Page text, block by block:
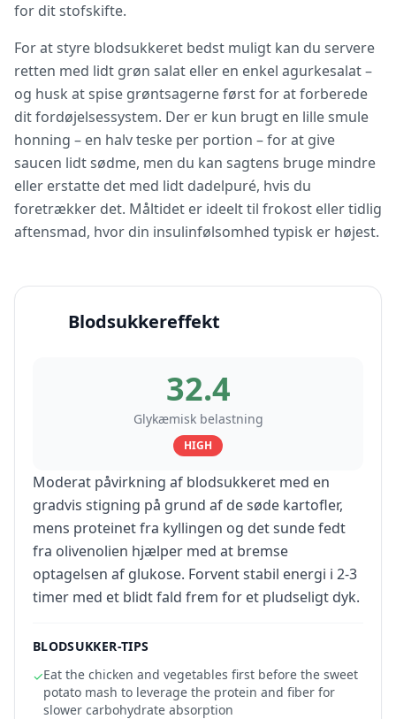
for dit stofskifte.
For at styre blodsukkeret bedst muligt kan du servere
retten med lidt grøn salat eller en enkel agurkesalat –
og husk at spise grøntsagerne først for at forberede
dit fordøjelsessystem. Der er kun brugt en lille smule
honning – en halv teske per portion – for at give
saucen lidt sødme, men du kan sagtens bruge mindre
eller erstatte det med lidt dadelpuré, hvis du
foretrækker det. Måltidet er ideelt til frokost eller tidlig
aftensmad, hvor din insulinfølsomhed typisk er højest.
Blodsukkereffekt
32.4
Glykæmisk belastning
HIGH
Moderat påvirkning af blodsukkeret med en
gradvis stigning på grund af de søde kartofler,
mens proteinet fra kyllingen og det sunde fedt
fra olivenolien hjælper med at bremse
optagelsen af glukose. Forvent stabil energi i 2-3
timer med et blidt fald frem for et pludseligt dyk.
BLODSUKKER-TIPS
✓Eat the chicken and vegetables first before the sweet
potato mash to leverage the protein and fiber for
slower carbohydrate absorption